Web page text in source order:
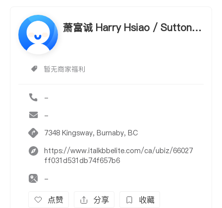
萧富诚 Harry Hsiao / Sutton G
暂无商家福利
-
-
7348 Kingsway, Burnaby, BC
https://www.italkbbelite.com/ca/ubiz/66027
ff031d531db74f657b6
-
点赞 分享 收藏